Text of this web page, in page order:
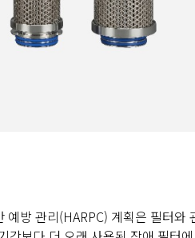
방 관리(HARPC) 계획은 필터와